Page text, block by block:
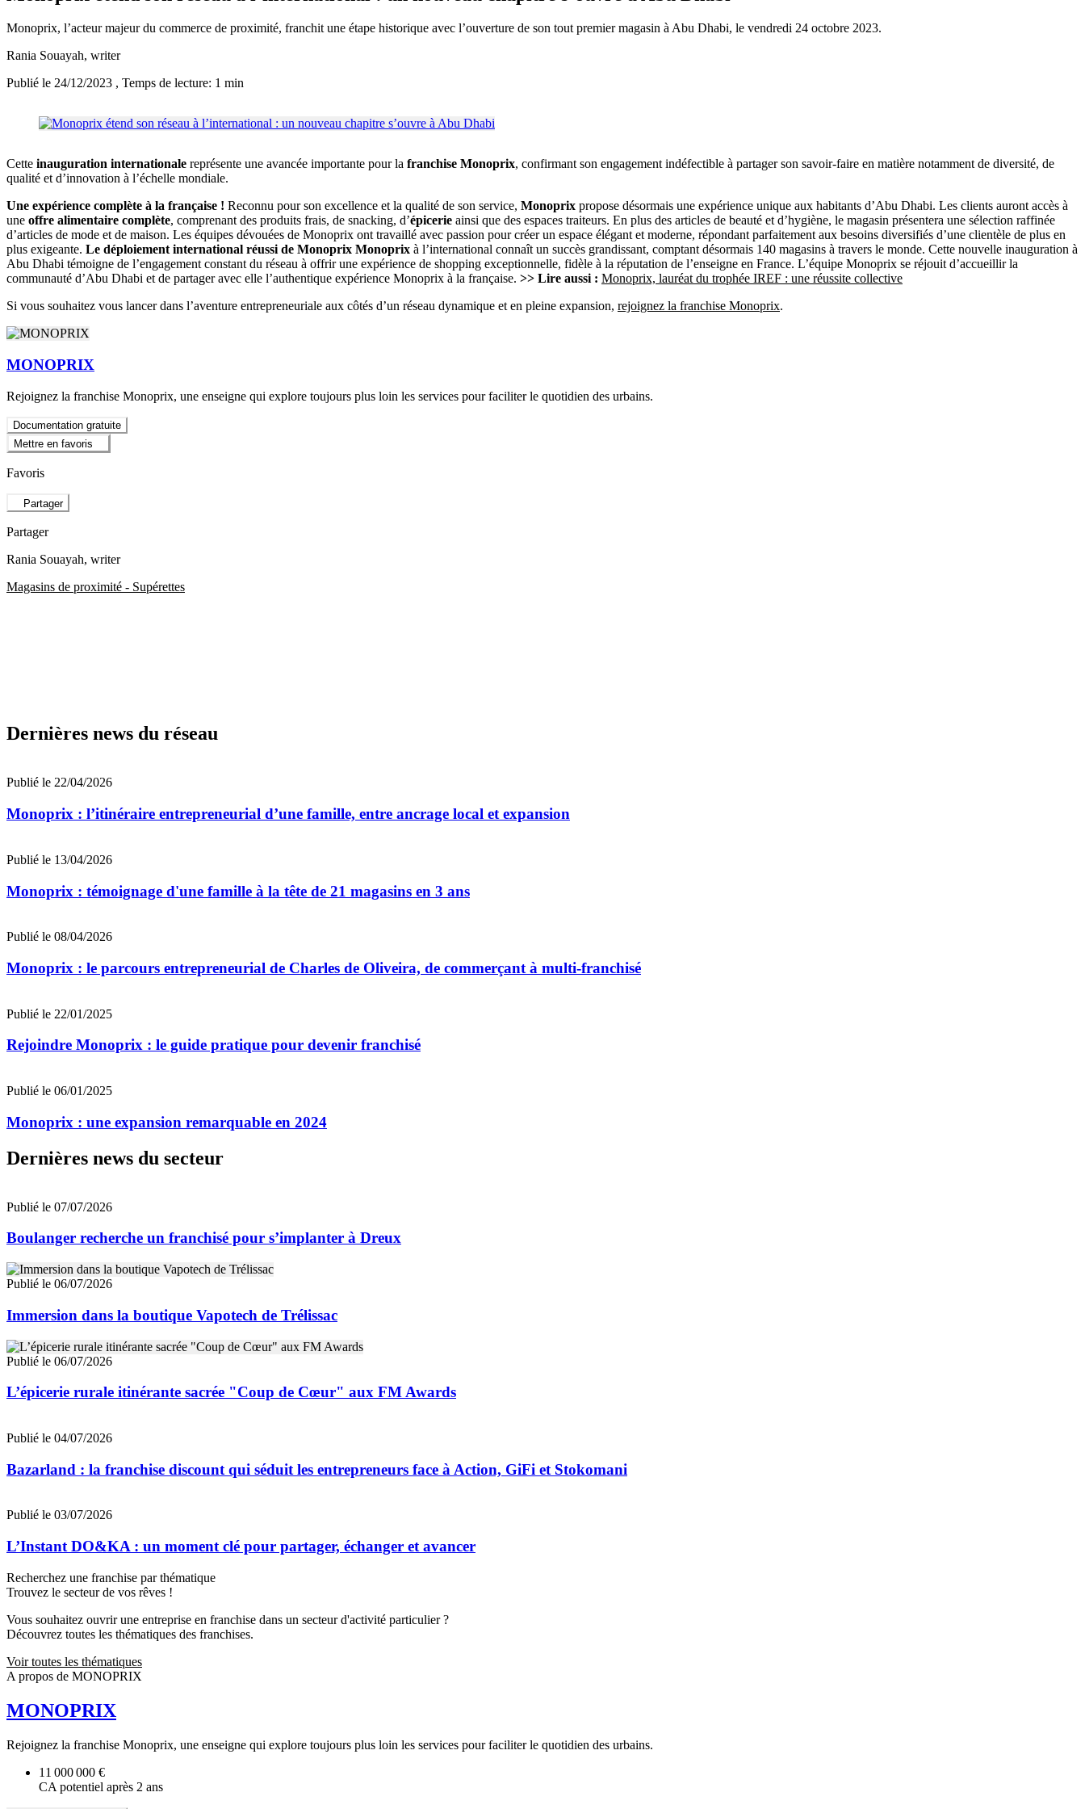
Monoprix, l’acteur majeur du commerce de proximité, franchit une étape historique avec l’ouverture de son tout premier magasin à Abu Dhabi, le vendredi 24 octobre 2023.
Rania Souayah, writer
Publié le 24/12/2023 , Temps de lecture: 1 min
Cette inauguration internationale représente une avancée importante pour la franchise Monoprix, confirmant son engagement indéfectible à partager son savoir-faire en matière notamment de diversité, de
qualité et d’innovation à l’échelle mondiale.
Une expérience complète à la française ! Reconnu pour son excellence et la qualité de son service, Monoprix propose désormais une expérience unique aux habitants d’Abu Dhabi. Les clients auront accès à
une offre alimentaire complète, comprenant des produits frais, de snacking, d’épicerie ainsi que des espaces traiteurs. En plus des articles de beauté et d’hygiène, le magasin présentera une sélection raffinée
d’articles de mode et de maison. Les équipes dévouées de Monoprix ont travaillé avec passion pour créer un espace élégant et moderne, répondant parfaitement aux besoins diversifiés d’une clientèle de plus en
plus exigeante. Le déploiement international réussi de Monoprix Monoprix à l’international connaît un succès grandissant, comptant désormais 140 magasins à travers le monde. Cette nouvelle inauguration à
Abu Dhabi témoigne de l’engagement constant du réseau à offrir une expérience de shopping exceptionnelle, fidèle à la réputation de l’enseigne en France. L’équipe Monoprix se réjouit d’accueillir la
communauté d’Abu Dhabi et de partager avec elle l’authentique expérience Monoprix à la française. >> Lire aussi : Monoprix, lauréat du trophée IREF : une réussite collective
Si vous souhaitez vous lancer dans l’aventure entrepreneuriale aux côtés d’un réseau dynamique et en pleine expansion, rejoignez la franchise Monoprix.
MONOPRIX
Rejoignez la franchise Monoprix, une enseigne qui explore toujours plus loin les services pour faciliter le quotidien des urbains.
Documentation gratuite
Mettre en favoris
Favoris
Partager
Partager
Rania Souayah, writer
Magasins de proximité - Supérettes
Dernières news du réseau
Publié le 22/04/2026
Monoprix : l’itinéraire entrepreneurial d’une famille, entre ancrage local et expansion
Publié le 13/04/2026
Monoprix : témoignage d'une famille à la tête de 21 magasins en 3 ans
Publié le 08/04/2026
Monoprix : le parcours entrepreneurial de Charles de Oliveira, de commerçant à multi-franchisé
Publié le 22/01/2025
Rejoindre Monoprix : le guide pratique pour devenir franchisé
Publié le 06/01/2025
Monoprix : une expansion remarquable en 2024
Dernières news du secteur
Publié le 07/07/2026
Boulanger recherche un franchisé pour s’implanter à Dreux
Publié le 06/07/2026
Immersion dans la boutique Vapotech de Trélissac
Publié le 06/07/2026
L’épicerie rurale itinérante sacrée "Coup de Cœur" aux FM Awards
Publié le 04/07/2026
Bazarland : la franchise discount qui séduit les entrepreneurs face à Action, GiFi et Stokomani
Publié le 03/07/2026
L’Instant DO&KA : un moment clé pour partager, échanger et avancer
Recherchez une franchise par thématique
Trouvez le secteur de vos rêves !
Vous souhaitez ouvrir une entreprise en franchise dans un secteur d'activité particulier ?
Découvrez toutes les thématiques des franchises.
Voir toutes les thématiques
A propos de MONOPRIX
MONOPRIX
Rejoignez la franchise Monoprix, une enseigne qui explore toujours plus loin les services pour faciliter le quotidien des urbains.
11 000 000 €
CA potentiel après 2 ans